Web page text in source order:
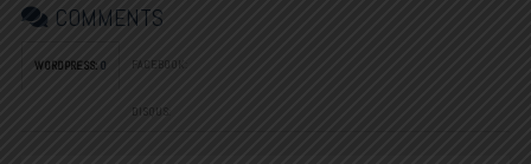
COMMENTS
WORDPRESS: 0 FACEBOOK:
DISQUS: